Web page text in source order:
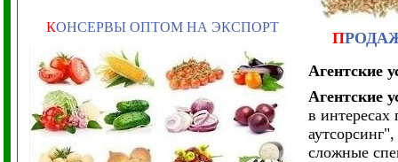
КОНСЕРВЫ ОПТОМ НА ЭКСПОРТ
П
Агентские
Агентские
в интересах
сложные